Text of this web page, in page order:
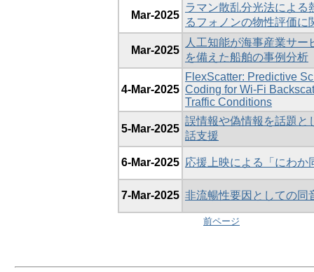
Mar-2025
ラマン散乱分光法による
るフォノンの物性評価に
Mar-2025
人工知能が海事産業サ
を備えた船舶の事例分析
4-Mar-2025
FlexScatter: Predictive
Coding for Wi-Fi
Traffic Conditions
5-Mar-2025
誤情報や偽情報を話題と
話支援
6-Mar-2025 応援上映による「にわか
7-Mar-2025 非流暢性要因としての同
前ページ